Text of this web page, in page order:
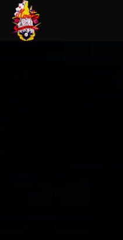
Panneau de gestion des cookies